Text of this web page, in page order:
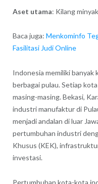
Aset utama: Kilang
Baca juga: Menkominfo
Fasilitasi Judi Online
Indonesia memiliki
berbagai pulau. Setiap
masing-masing. Bekasi,
industri manufaktur di
menjadi andalan di luar
pertumbuhan industri
Khusus (KEK),
investasi.